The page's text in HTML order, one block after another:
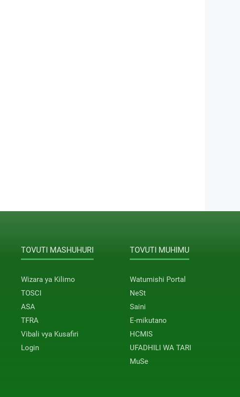
TOVUTI MASHUHURI
Wizara ya Kilimo
TOSCI
ASA
TFRA
Vibali vya Kusafiri
Login
TOVUTI MUHIMU
Watumishi Portal
NeSt
Saini
E-mikutano
HCMIS
UFADHILI WA TARI
MuSe